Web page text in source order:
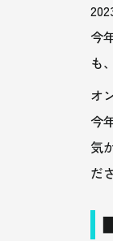
今
も
オ
今
気
だ